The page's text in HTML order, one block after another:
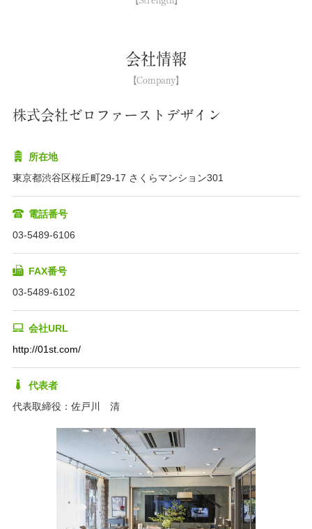
会社情報
株式会社ゼロファーストデザイン
所在地
東京都渋谷区桜丘町29-17 さくらマンション301
電話番号
03-5489-6106
FAX番号
03-5489-6102
会社URL
http://01st.com/
代表者
代表取締役：佐戸川 清